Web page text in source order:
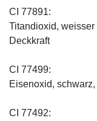
CI 77891:
Titandioxid,
Deckkraft
CI 77499:
Eisenoxid,
CI 77492: